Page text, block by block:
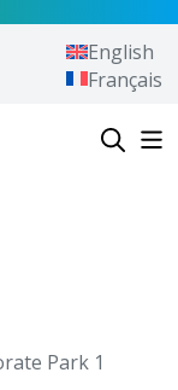
English
Français
Park 1